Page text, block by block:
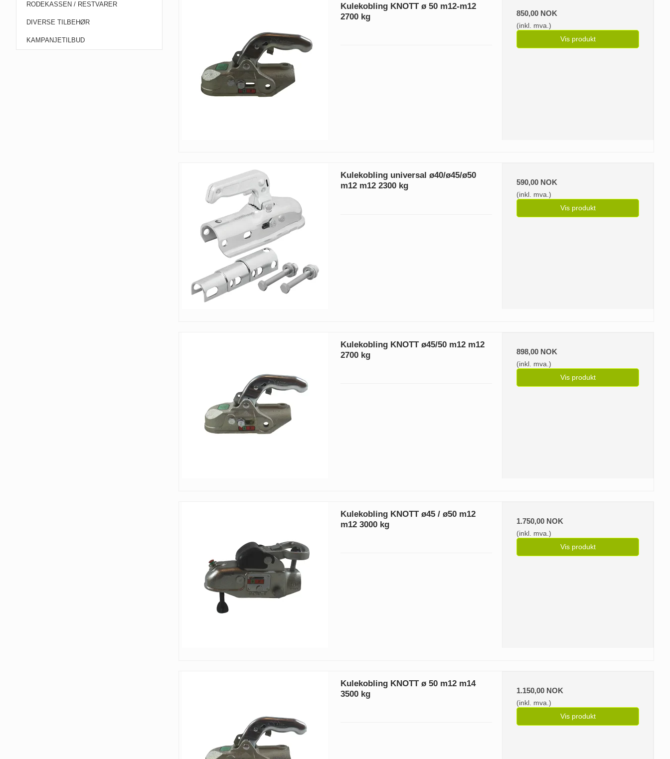
RODEKASSEN / RESTVARER
DIVERSE TILBEHØR
KAMPANJETILBUD
Kulekobling KNOTT ø 50 m12-m12
2700 kg
850,00 NOK
(inkl. mva.)
Vis produkt
Kulekobling universal ø40/ø45/ø50
m12 m12 2300 kg
590,00 NOK
(inkl. mva.)
Vis produkt
Kulekobling KNOTT ø45/50 m12 m12
2700 kg
898,00 NOK
(inkl. mva.)
Vis produkt
Kulekobling KNOTT ø45 / ø50 m12
m12 3000 kg
1.750,00 NOK
(inkl. mva.)
Vis produkt
Kulekobling KNOTT ø 50 m12 m14
3500 kg
1.150,00 NOK
(inkl. mva.)
Vis produkt